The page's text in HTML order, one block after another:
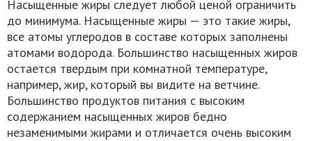
Насыщенные жиры следует любой ценой ограничить
до минимума. Насыщенные жиры — это такие жиры,
все атомы углеродов в составе которых заполнены
атомами водорода. Большинство насыщенных жиров
остается твердым при комнатной температуре,
например, жир, который вы видите на ветчине.
Большинство продуктов питания с высоким
содержанием насыщенных жиров бедно
незаменимыми жирами и отличается очень высоким